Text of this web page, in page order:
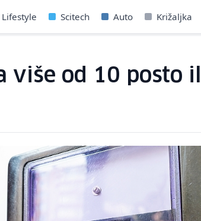
Lifestyle Scitech Auto Križaljka
više od 10 posto